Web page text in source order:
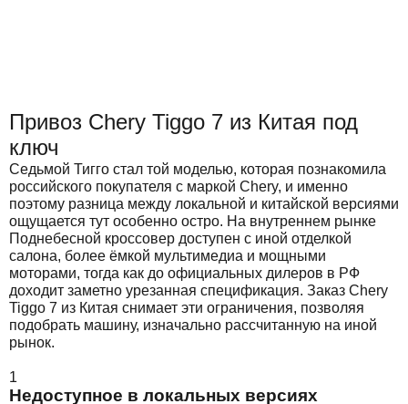
Привоз Chery Tiggo 7 из Китая под
ключ
Седьмой Тигго стал той моделью, которая познакомила
российского покупателя с маркой Chery, и именно
поэтому разница между локальной и китайской версиями
ощущается тут особенно остро. На внутреннем рынке
Поднебесной кроссовер доступен с иной отделкой
салона, более ёмкой мультимедиа и мощными
моторами, тогда как до официальных дилеров в РФ
доходит заметно урезанная спецификация. Заказ Chery
Tiggo 7 из Китая снимает эти ограничения, позволяя
подобрать машину, изначально рассчитанную на иной
рынок.
1
Недоступное в локальных версиях